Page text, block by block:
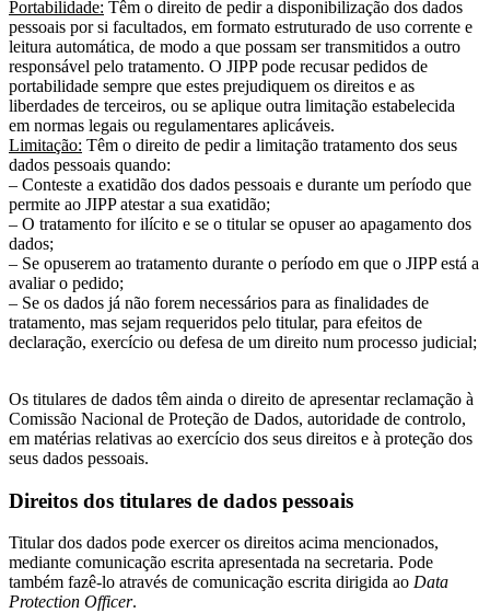
Portabilidade: Têm o direito de pedir a disponibilização dos dados
pessoais por si facultados, em formato estruturado de uso corrente e
leitura automática, de modo a que possam ser transmitidos a outro
responsável pelo tratamento. O JIPP pode recusar pedidos de
portabilidade sempre que estes prejudiquem os direitos e as
liberdades de terceiros, ou se aplique outra limitação estabelecida
em normas legais ou regulamentares aplicáveis.
Limitação: Têm o direito de pedir a limitação tratamento dos seus
dados pessoais quando:
– Conteste a exatidão dos dados pessoais e durante um período que
permite ao JIPP atestar a sua exatidão;
– O tratamento for ilícito e se o titular se opuser ao apagamento dos
dados;
– Se opuserem ao tratamento durante o período em que o JIPP está a
avaliar o pedido;
– Se os dados já não forem necessários para as finalidades de
tratamento, mas sejam requeridos pelo titular, para efeitos de
declaração, exercício ou defesa de um direito num processo judicial;
Os titulares de dados têm ainda o direito de apresentar reclamação à
Comissão Nacional de Proteção de Dados, autoridade de controlo,
em matérias relativas ao exercício dos seus direitos e à proteção dos
seus dados pessoais.
Direitos dos titulares de dados pessoais
Titular dos dados pode exercer os direitos acima mencionados,
mediante comunicação escrita apresentada na secretaria. Pode
também fazê-lo através de comunicação escrita dirigida ao Data
Protection Officer.